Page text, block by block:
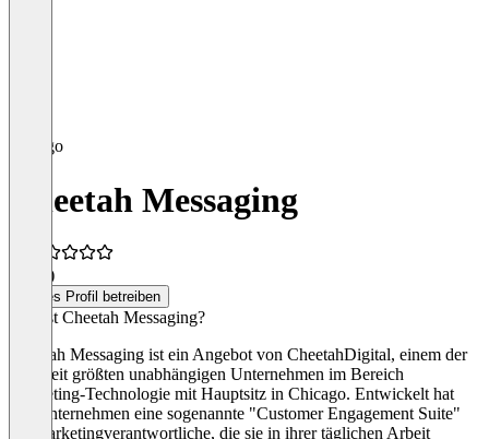
Cheetah Messaging
(1)
Dieses Profil betreiben
Was ist Cheetah Messaging?
Cheetah Messaging ist ein Angebot von CheetahDigital, einem der
weltweit größten unabhängigen Unternehmen im Bereich
Marketing-Technologie mit Hauptsitz in Chicago. Entwickelt hat
das Unternehmen eine sogenannte "Customer Engagement Suite"
für Marketingverantwortliche, die sie in ihrer täglichen Arbeit